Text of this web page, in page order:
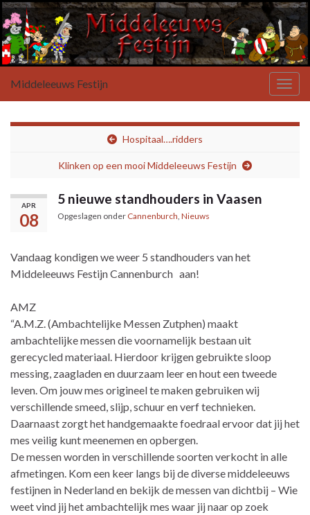
Middeleeuws Festijn
Hospitaal….ridders
Klinken op een mooi Middeleeuws Festijn
APR
08
5 nieuwe standhouders in Vaasen
Opgeslagen onder Cannenburch Nieuws
Vandaag kondigen we weer 5 standhouders van het
Middeleeuws Festijn Cannenburch aan!
AMZ
“A.M.Z. (Ambachtelijke Messen Zutphen) maakt
ambachtelijke messen die voornamelijk bestaan uit
gerecycled materiaal. Hierdoor krijgen gebruikte sloop
messing, zaagladen en duurzaam leer en hout een tweede
leven. Om jouw mes origineel te maken gebruiken wij
verschillende smeed, slijp, schuur en verf technieken.
Daarnaast zorgt het handgemaakte foedraal ervoor dat jij het
mes veilig kunt meenemen en opbergen.
De messen worden in verschillende soorten verkocht in alle
afmetingen. Kom een keer langs bij de diverse middeleeuws
festijnen in Nederland en bekijk de messen van dichtbij – Wie
weet vind jij het ambachtelijk mes waar jij naar op zoek